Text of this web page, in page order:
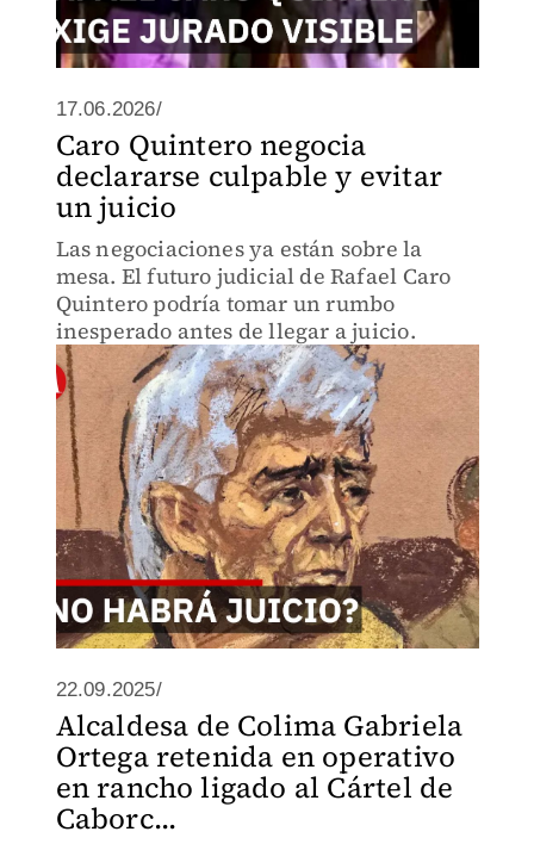
17.06.2026/
Caro Quintero negocia
declararse culpable y evitar
un juicio
Las negociaciones ya están sobre la
mesa. El futuro judicial de Rafael Caro
Quintero podría tomar un rumbo
inesperado antes de llegar a juicio.
22.09.2025/
Alcaldesa de Colima Gabriela
Ortega retenida en operativo
en rancho ligado al Cártel de
Caborc...